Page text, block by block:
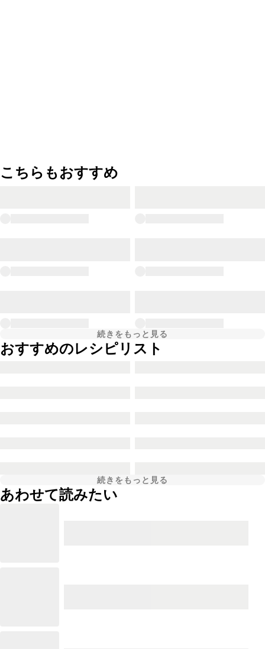
こちらもおすすめ
続きをもっと見る
おすすめのレシピリスト
続きをもっと見る
あわせて読みたい